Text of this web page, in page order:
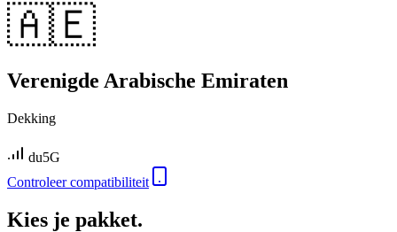
🇦🇪
Verenigde Arabische Emiraten
Dekking
du5G
Controleer compatibiliteit
Kies je pakket.